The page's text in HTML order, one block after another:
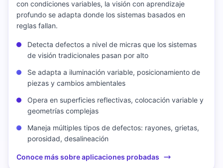
con condiciones variables, la visión con aprendizaje
profundo se adapta donde los sistemas basados en
reglas fallan.
Detecta defectos a nivel de micras que los sistemas
de visión tradicionales pasan por alto
Se adapta a iluminación variable, posicionamiento de
piezas y cambios ambientales
Opera en superficies reflectivas, colocación variable y
geometrías complejas
Maneja múltiples tipos de defectos: rayones, grietas,
porosidad, desalineación
Conoce más sobre aplicaciones probadas